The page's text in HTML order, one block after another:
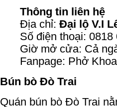
Thông tin liên hệ
Địa chỉ: Đại lộ V.I
Số điện thoại: 0818
Giờ mở cửa: Cả
Fanpage: Phở
Bún bò Đò Trai
Quán bún bò Đò Trai